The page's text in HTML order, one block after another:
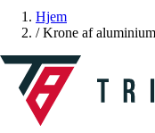
Hjem
/ Krone af